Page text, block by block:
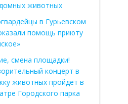
животных
в Гурьевском
помощь приюту
смена площадки!
концерт в
животных пройдет в
Городского парка